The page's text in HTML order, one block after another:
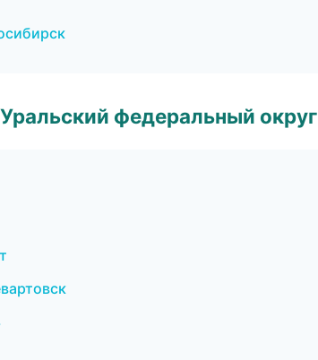
федеральный округ